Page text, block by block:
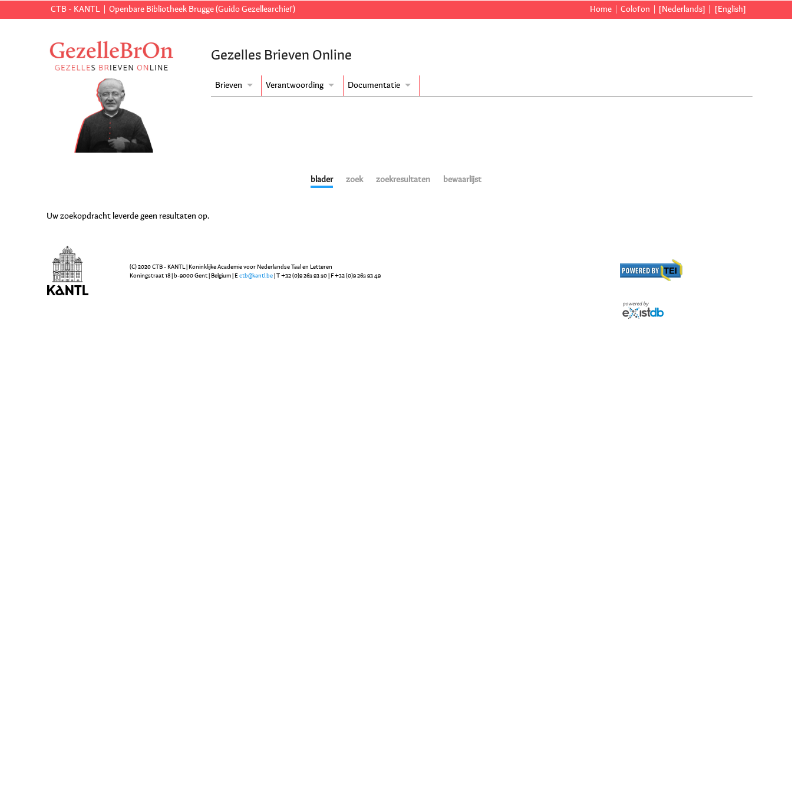
CTB - KANTL Openbare Bibliotheek Brugge (Guido Gezellearchief) Home Colofon [Nederlands] [English]
Gezelles Brieven Online
Brieven Verantwoording Documentatie
blader zoek zoekresultaten bewaarlijst
Uw zoekopdracht leverde geen resultaten op.
(C) 2020 CTB - KANTL | Koninklijke Academie voor Nederlandse Taal en Letteren
Koningstraat 18 | b-9000 Gent | Belgium | Ectb@kantl.be | T +32 (0)9 265 93 50 | F +32 (0)9 265 93 49